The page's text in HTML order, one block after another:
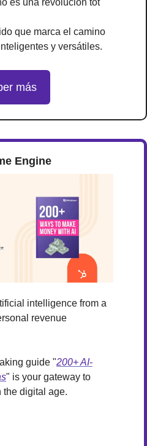
es una revolución tot
que marca el camino
y versátiles.
más
Engine
intelligence from a
revenue
guide "200+ AI-
" is your gateway to
digital age.